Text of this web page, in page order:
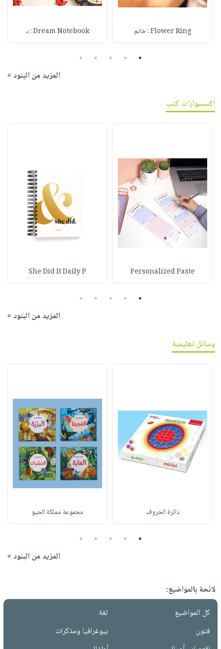
Flower Ring : خاتم Dream Notebook : د
1
2
3
4
5
المزيد من البنود »
اكسسوارات كتب
Personalized Paste
She Did It Daily P
1
2
3
4
5
المزيد من البنود »
وسائل تعليمية
دائرة الحروف مجموعة مملكة الحيو
1
2
3
4
5
المزيد من البنود »
لائحة بالمواضيع:
كل المواضيع
لغة
فنون
بيوغرافيا ومذكرات